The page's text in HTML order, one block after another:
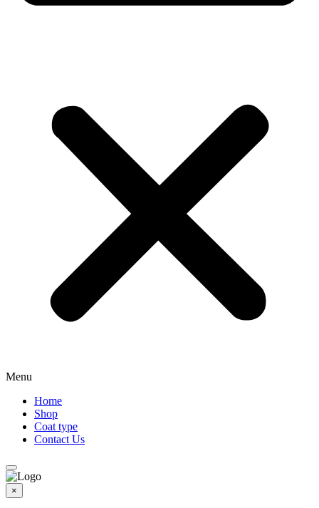
Menu
Home
Shop
Coat type
Contact Us
×